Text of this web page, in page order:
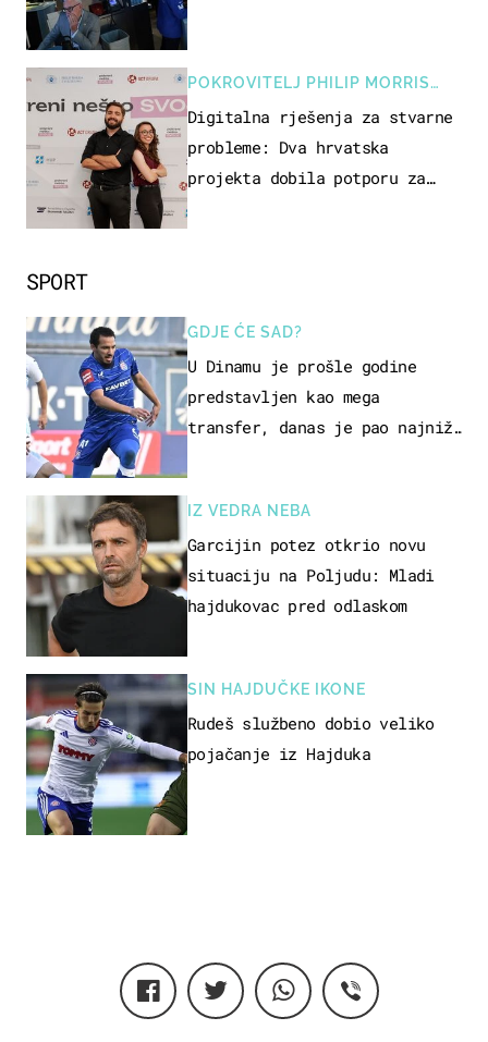
SPORT
GDJE ĆE SAD?
U Dinamu je prošle godine
predstavljen kao mega
transfer, danas je pao najniže
IZ VEDRA NEBA
Garcijin potez otkrio novu
situaciju na Poljudu: Mladi
hajdukovac pred odlaskom
SIN HAJDUČKE IKONE
Rudeš službeno dobio veliko
pojačanje iz Hajduka
POKROVITELJ PHILIP MORRIS
ZAGREB
Digitalna rješenja za stvarne
probleme: Dva hrvatska
projekta dobila potporu za